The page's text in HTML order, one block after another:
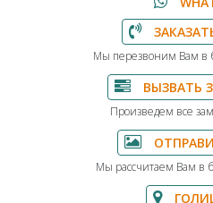
Мы перезвоним Вам в
ВЫЗВАТЬ
Произведем все
Мы рассчитаем Вам в